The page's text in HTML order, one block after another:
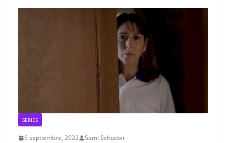
SERIES
6 septiembre, 2022 Sami Schuster